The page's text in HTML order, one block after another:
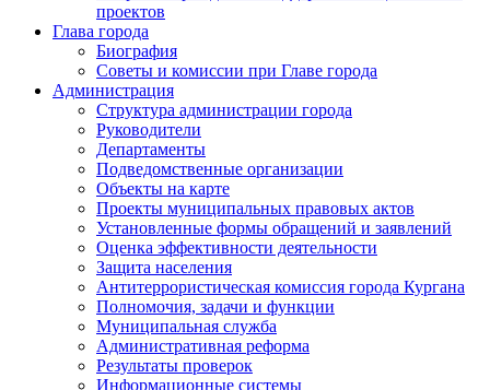
проектов
Глава города
Биография
Советы и комиссии при Главе города
Администрация
Структура администрации города
Руководители
Департаменты
Подведомственные организации
Объекты на карте
Проекты муниципальных правовых актов
Установленные формы обращений и заявлений
Оценка эффективности деятельности
Защита населения
Антитеррористическая комиссия города Кургана
Полномочия, задачи и функции
Муниципальная служба
Административная реформа
Результаты проверок
Информационные системы